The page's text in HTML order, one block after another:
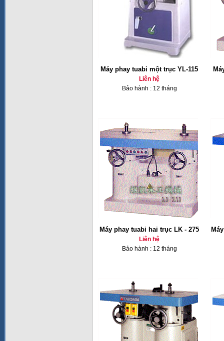
Máy phay tuabi một trục YL-115
Liên hệ
Bảo hành : 12 tháng
Máy phay tuabi hai trục LK - 275
Liên hệ
Bảo hành : 12 tháng